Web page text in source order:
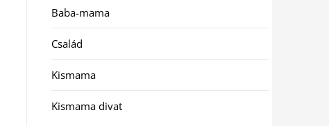
Baba-mama
Család
Kismama
Kismama divat